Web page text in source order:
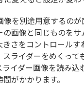
像を別途用意するの
の画像と同じものを
きさをコントロールす
ライダーをめくって
ライダー画像を読み込
がかかります。